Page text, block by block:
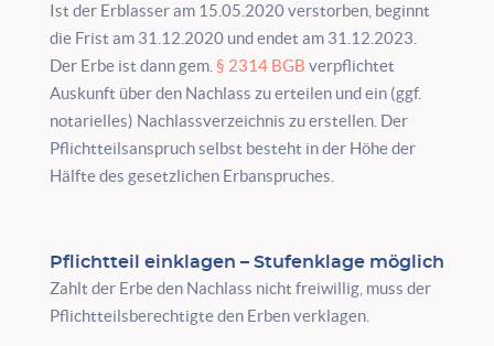
Ist der Erblasser am 15.05.2020 verstorben, beginnt
die Frist am 31.12.2020 und endet am 31.12.2023.
Der Erbe ist dann gem. § 2314 BGB verpflichtet
Auskunft über den Nachlass zu erteilen und ein (ggf.
notarielles) Nachlassverzeichnis zu erstellen. Der
Pflichtteilsanspruch selbst besteht in der Höhe der
Hälfte des gesetzlichen Erbanspruches.
Pflichtteil einklagen – Stufenklage möglich
Zahlt der Erbe den Nachlass nicht freiwillig, muss der
Pflichtteilsberechtigte den Erben verklagen.